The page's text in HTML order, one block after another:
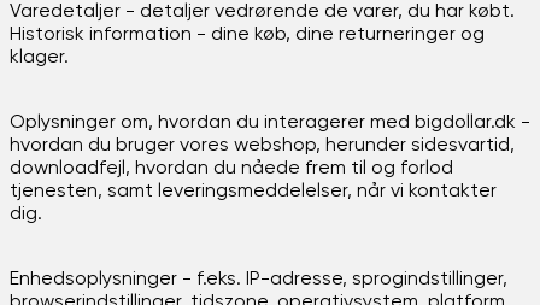
Varedetaljer - detaljer vedrørende de varer, du har købt.
Historisk information - dine køb, dine returneringer og
klager.
Oplysninger om, hvordan du interagerer med bigdollar.dk -
hvordan du bruger vores webshop, herunder sidesvartid,
downloadfejl, hvordan du nåede frem til og forlod
tjenesten, samt leveringsmeddelelser, når vi kontakter
dig.
Enhedsoplysninger - f.eks. IP-adresse, sprogindstillinger,